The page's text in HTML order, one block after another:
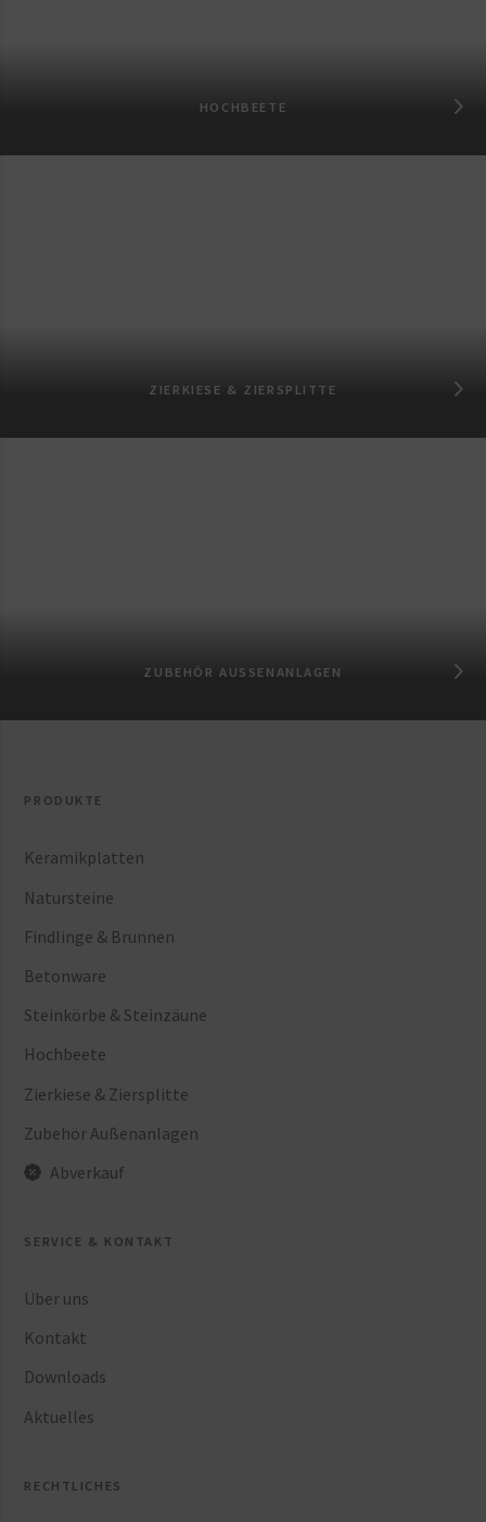
HOCHBEETE
ZIERKIESE & ZIERSPLITTE
ZUBEHÖR AUSSENANLAGEN
PRODUKTE
Keramikplatten
Natursteine
Findlinge & Brunnen
Betonware
Steinkörbe & Steinzäune
Hochbeete
Zierkiese & Ziersplitte
Zubehör Außenanlagen
Abverkauf
SERVICE & KONTAKT
Über uns
Kontakt
Downloads
Aktuelles
RECHTLICHES